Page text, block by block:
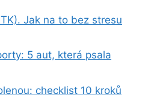
Jak na to bez stresu
5 aut, která psala
checklist 10 kroků